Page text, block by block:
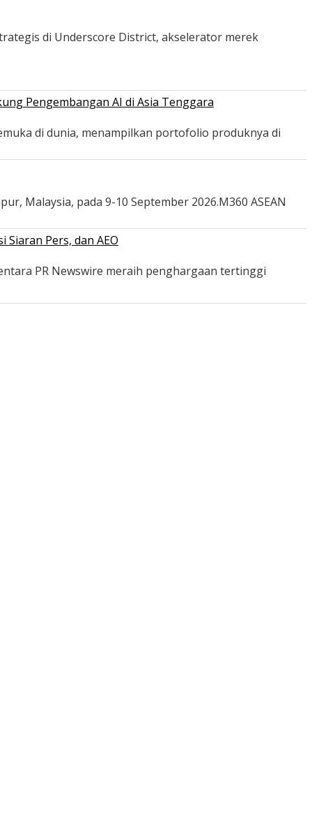
di Underscore District, akselerator merek
Pengembangan AI di Asia Tenggara
di dunia, menampilkan portofolio produknya di
Malaysia, pada 9-10 September 2026.M360 ASEAN
Pers, dan AEO
PR Newswire meraih penghargaan tertinggi